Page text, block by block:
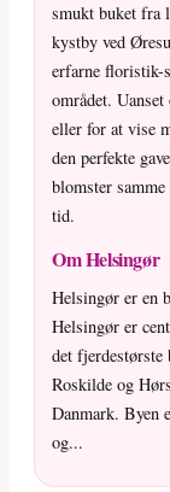
smukt buket fra
kystby ved
erfarne floristik-
området.
eller for at vise
den perfekte
blomster
tid.
Om Helsingør
Helsingør er en
Helsingør er
det fjerdestørste
Roskilde og
Danmark. Byen
og...